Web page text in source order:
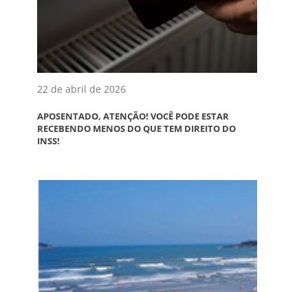
22 de abril de 2026
APOSENTADO, ATENÇÃO! VOCÊ PODE ESTAR
RECEBENDO MENOS DO QUE TEM DIREITO DO
INSS!